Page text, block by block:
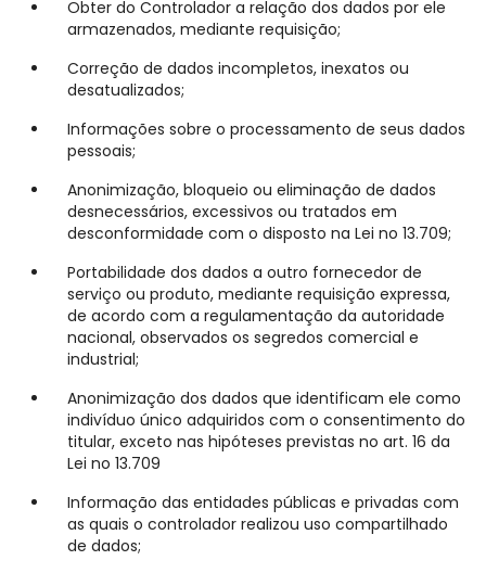
Obter do Controlador a relação dos dados por ele
armazenados, mediante requisição;
Correção de dados incompletos, inexatos ou
desatualizados;
Informações sobre o processamento de seus dados
pessoais;
Anonimização, bloqueio ou eliminação de dados
desnecessários, excessivos ou tratados em
desconformidade com o disposto na Lei no 13.709;
Portabilidade dos dados a outro fornecedor de
serviço ou produto, mediante requisição expressa,
de acordo com a regulamentação da autoridade
nacional, observados os segredos comercial e
industrial;
Anonimização dos dados que identificam ele como
indivíduo único adquiridos com o consentimento do
titular, exceto nas hipóteses previstas no art. 16 da
Lei no 13.709
Informação das entidades públicas e privadas com
as quais o controlador realizou uso compartilhado
de dados;